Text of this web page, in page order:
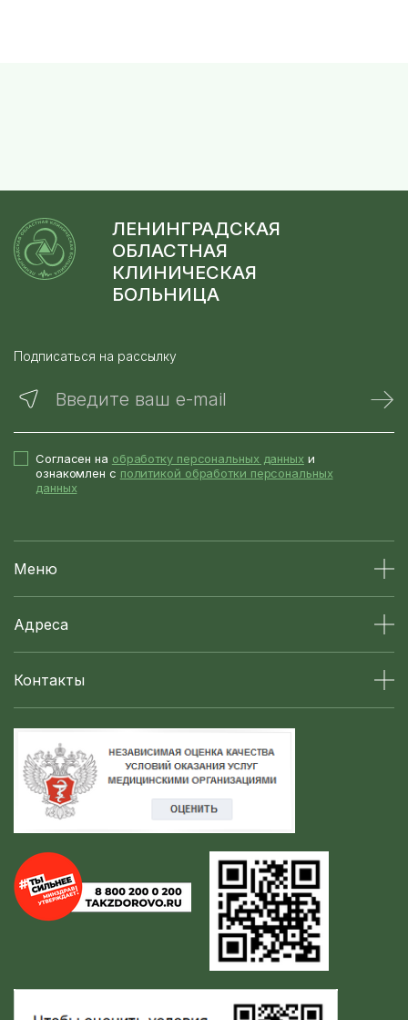
ЛЕНИНГРАДСКАЯ
ОБЛАСТНАЯ
КЛИНИЧЕСКАЯ
БОЛЬНИЦА
Подписаться на рассылку
Введите ваш e-mail
Согласен на обработку персональных данных и
ознакомлен с политикой обработки персональных
данных
Меню
Адреса
Контакты